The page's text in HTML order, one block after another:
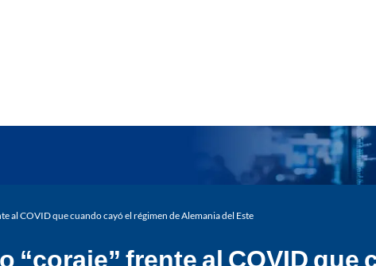
al COVID que cuando cayó el régimen de Alemania del Este
“coraje” frente al COVID